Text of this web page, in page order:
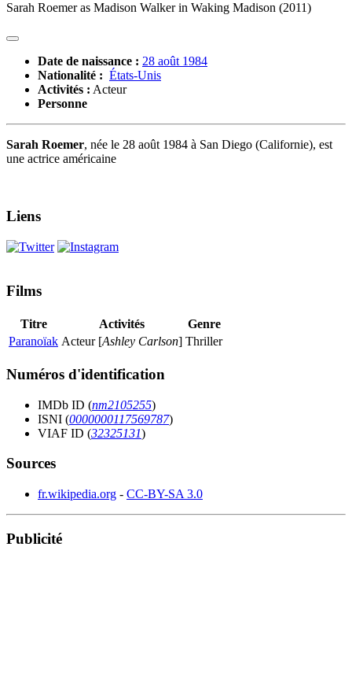
Sarah Roemer as Madison Walker in Waking Madison (2011)
Date de naissance : 28 août 1984
Nationalité : États-Unis
Activités : Acteur
Personne
Sarah Roemer, née le 28 août 1984 à San Diego (Californie), est
une actrice américaine
Liens
Films
Titre Activités
Genre
Paranoïak Acteur [Ashley Carlson] Thriller
Numéros d'identification
IMDb ID (nm2105255)
ISNI (0000000117569787)
VIAF ID (32325131)
Sources
fr.wikipedia.org - CC-BY-SA 3.0
Publicité